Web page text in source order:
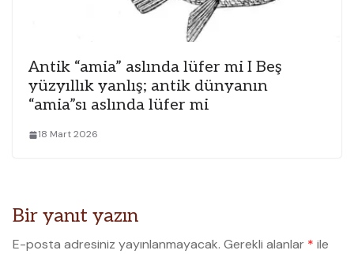
Antik “amia” aslında lüfer mi I Beş
yüzyıllık yanlış; antik dünyanın
“amia”sı aslında lüfer mi
18 Mart 2026
Bir yanıt yazın
E-posta adresiniz yayınlanmayacak. Gerekli alanlar * ile